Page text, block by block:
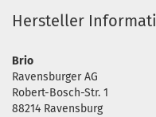
Hersteller
Brio
Ravensburger AG
Robert-Bosch-Str. 1
88214 Ravensburg